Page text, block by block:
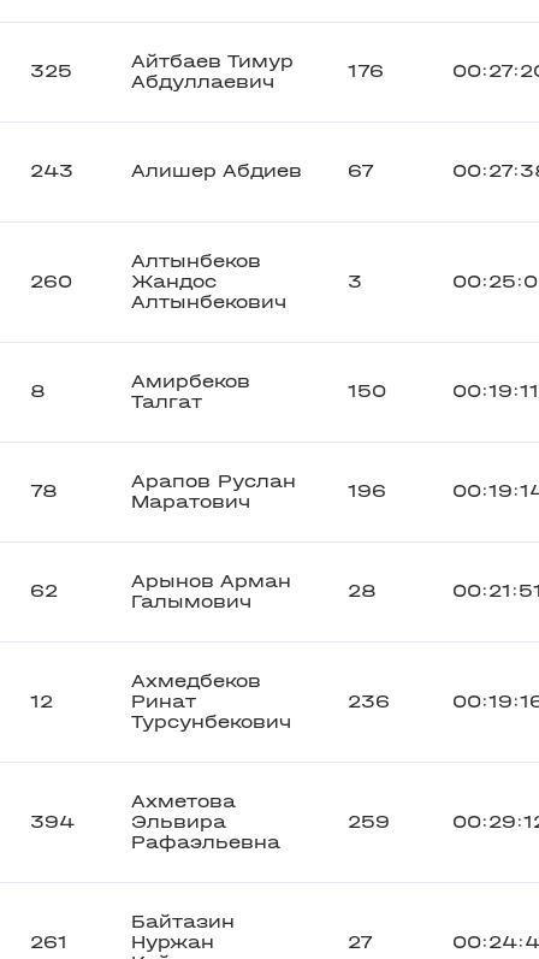
325
Айтбаев Тимур
Абдуллаевич
176
243 Алишер Абдиев 67
260
Алтынбеков
Жандос
Алтынбекович
3
8
Амирбеков
Талгат
150 00:19:11
78
Арапов Руслан
Маратович
196
62
Арынов Арман
Галымович
28
12
Ахмедбеков
Ринат
Турсунбекович
236
394
Ахметова
Эльвира
Рафаэльевна
259
261
Байтазин
Нуржан
27